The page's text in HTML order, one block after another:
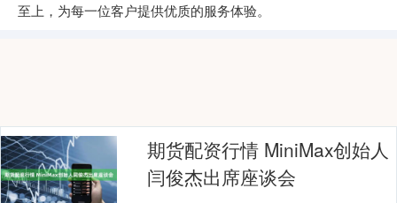
至上，为每一位客户提供优质的服务体验。
期货配资行情 MiniMax创始人
闫俊杰出席座谈会